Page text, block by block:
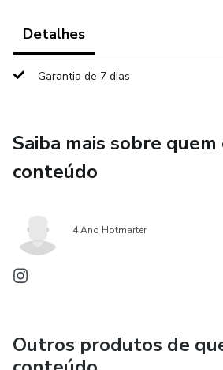
✂️ Imaginação e criatividade
Ideal para professores de Arte, que
educativas alinhadas à BNCC e de
Detalhes
Garantia de 7 dias
Saiba mais sobre quem
conteúdo
4 Ano Hotmarter
Outros produtos de